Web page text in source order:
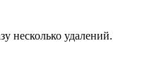
несколько удалений.